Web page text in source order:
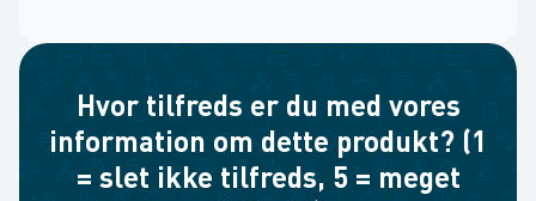
Hvor tilfreds er du med vores
information om dette produkt? (1
= slet ikke tilfreds, 5 = meget